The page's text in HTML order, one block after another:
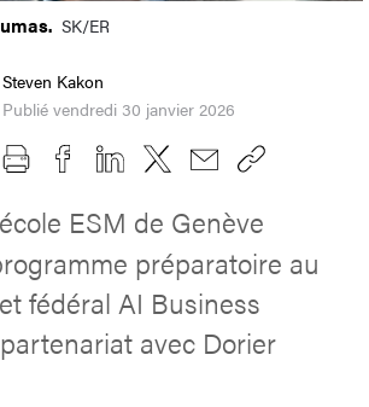
SK/ER
Steven Kakon
Publié vendredi 30 janvier 2026
ESM de Genève
préparatoire au
fédéral AI Business
avec Dorier